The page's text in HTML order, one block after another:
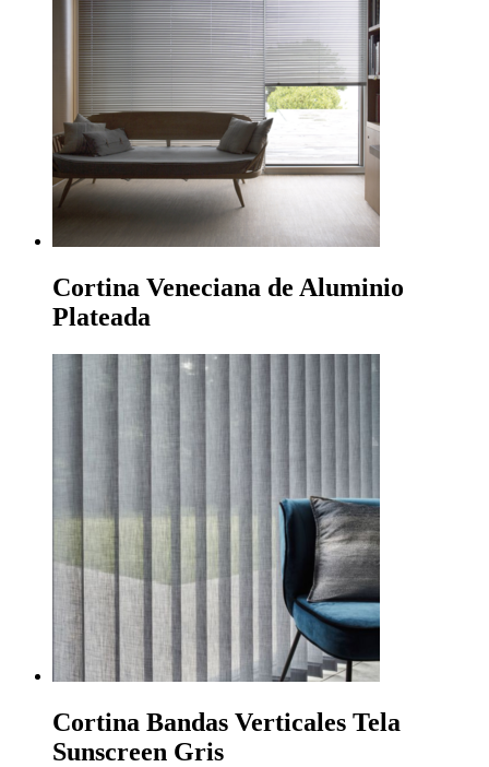
Cortina Veneciana de Aluminio
Plateada
Cortina Bandas Verticales Tela
Sunscreen Gris